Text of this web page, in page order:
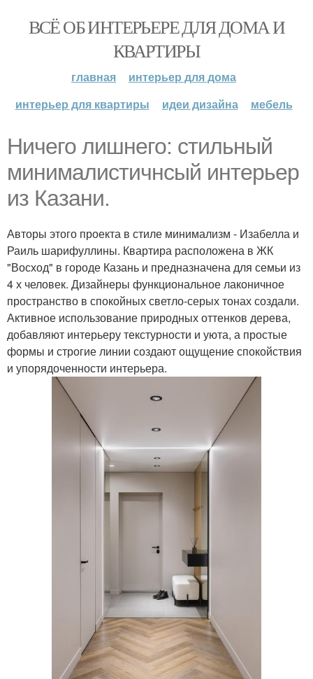
ВСЁ ОБ ИНТЕРЬЕРЕ ДЛЯ ДОМА И
КВАРТИРЫ
главная
интерьер для дома
интерьер для квартиры
идеи дизайна мебель
Ничего лишнего: стильный
минималистичнсый интерьер
из Казани.
Авторы этого проекта в стиле минимализм - Изабелла и
Раиль шарифуллины. Квартира расположена в ЖК
"Восход" в городе Казань и предназначена для семьи из
4 х человек. Дизайнеры функциональное лаконичное
пространство в спокойных светло-серых тонах создали.
Активное использование природных оттенков дерева,
добавляют интерьеру текстурности и уюта, а простые
формы и строгие линии создают ощущение спокойствия
и упорядоченности интерьера.